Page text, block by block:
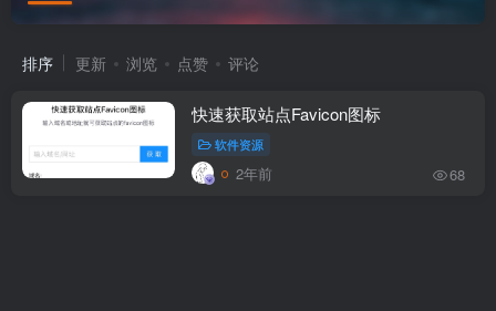
排序 更新 浏览 点赞 评论
快速获取站点Favicon图标
软件资源
2年前 68